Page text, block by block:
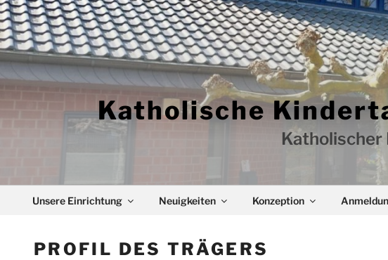
Zum
Inhalt
springen
Katholische
Unsere Einrichtung Neuigkeiten Konzeption
PROFIL DES TRÄGERS